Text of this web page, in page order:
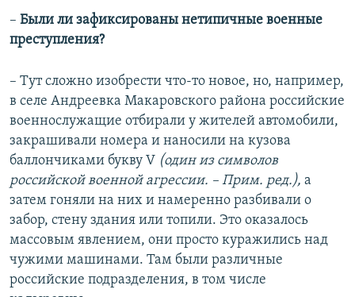
– Были ли зафиксированы нетипичные военные
преступления?
– Тут сложно изобрести что-то новое, но, например,
в селе Андреевка Макаровского района российские
военнослужащие отбирали у жителей автомобили,
закрашивали номера и наносили на кузова
баллончиками букву V (один из символов
российской военной агрессии. – Прим. ред.), а
затем гоняли на них и намеренно разбивали о
забор, стену здания или топили. Это оказалось
массовым явлением, они просто куражились над
чужими машинами. Там были различные
российские подразделения, в том числе